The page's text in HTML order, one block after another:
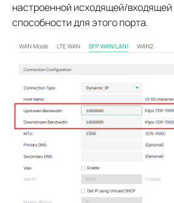
настроенной исходящей/входящей
способности для этого порта.